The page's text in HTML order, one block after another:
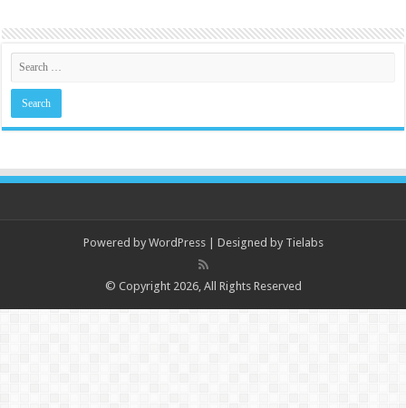
Powered by WordPress| Designed by Tielabs
© Copyright 2026, All Rights Reserved